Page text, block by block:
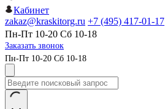
Кабинет
zakaz@kraskitorg.ru +7 (495) 417-01-17
Пн-Пт 10-20 Сб 10-18
Заказать звонок
Пн-Пт 10-20 Сб 10-18